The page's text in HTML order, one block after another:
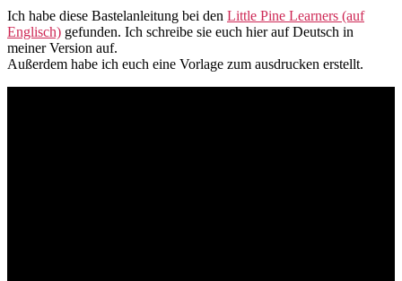
Ich habe diese Bastelanleitung bei den Little Pine Learners (auf
Englisch) gefunden. Ich schreibe sie euch hier auf Deutsch in
meiner Version auf.
Außerdem habe ich euch eine Vorlage zum ausdrucken erstellt.